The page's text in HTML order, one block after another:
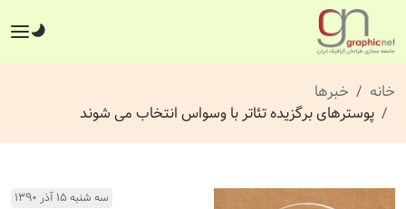
خانه
خبرها
پوسترهای برگزیده تئاتر با وسواس انتخاب می شوند
سه شنبه ۱۵ آذر ۱۳۹۰